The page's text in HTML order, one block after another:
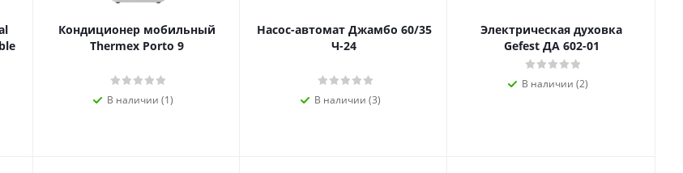
Кондиционер мобильный
Thermex Porto 9
В наличии (1)
Насос-автомат Джамбо 60/35
Ч-24
В наличии (3)
Электрическая духовка
Gefest ДА 602-01
В наличии (2)